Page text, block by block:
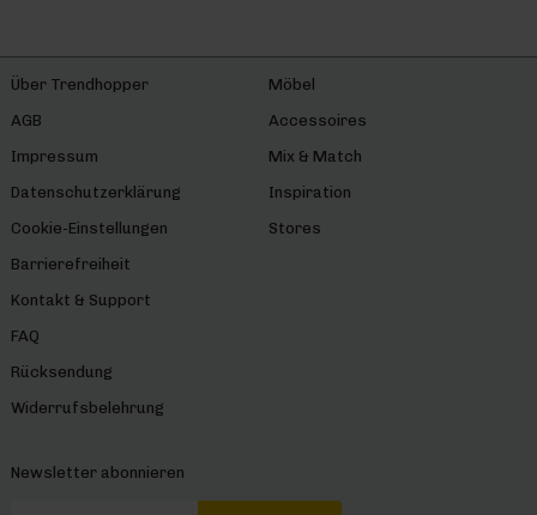
Über Trendhopper
AGB
Impressum
Datenschutzerklärung
Cookie-Einstellungen
Barrierefreiheit
Kontakt & Support
FAQ
Rücksendung
Widerrufsbelehrung
Möbel
Accessoires
Mix & Match
Inspiration
Stores
Newsletter abonnieren